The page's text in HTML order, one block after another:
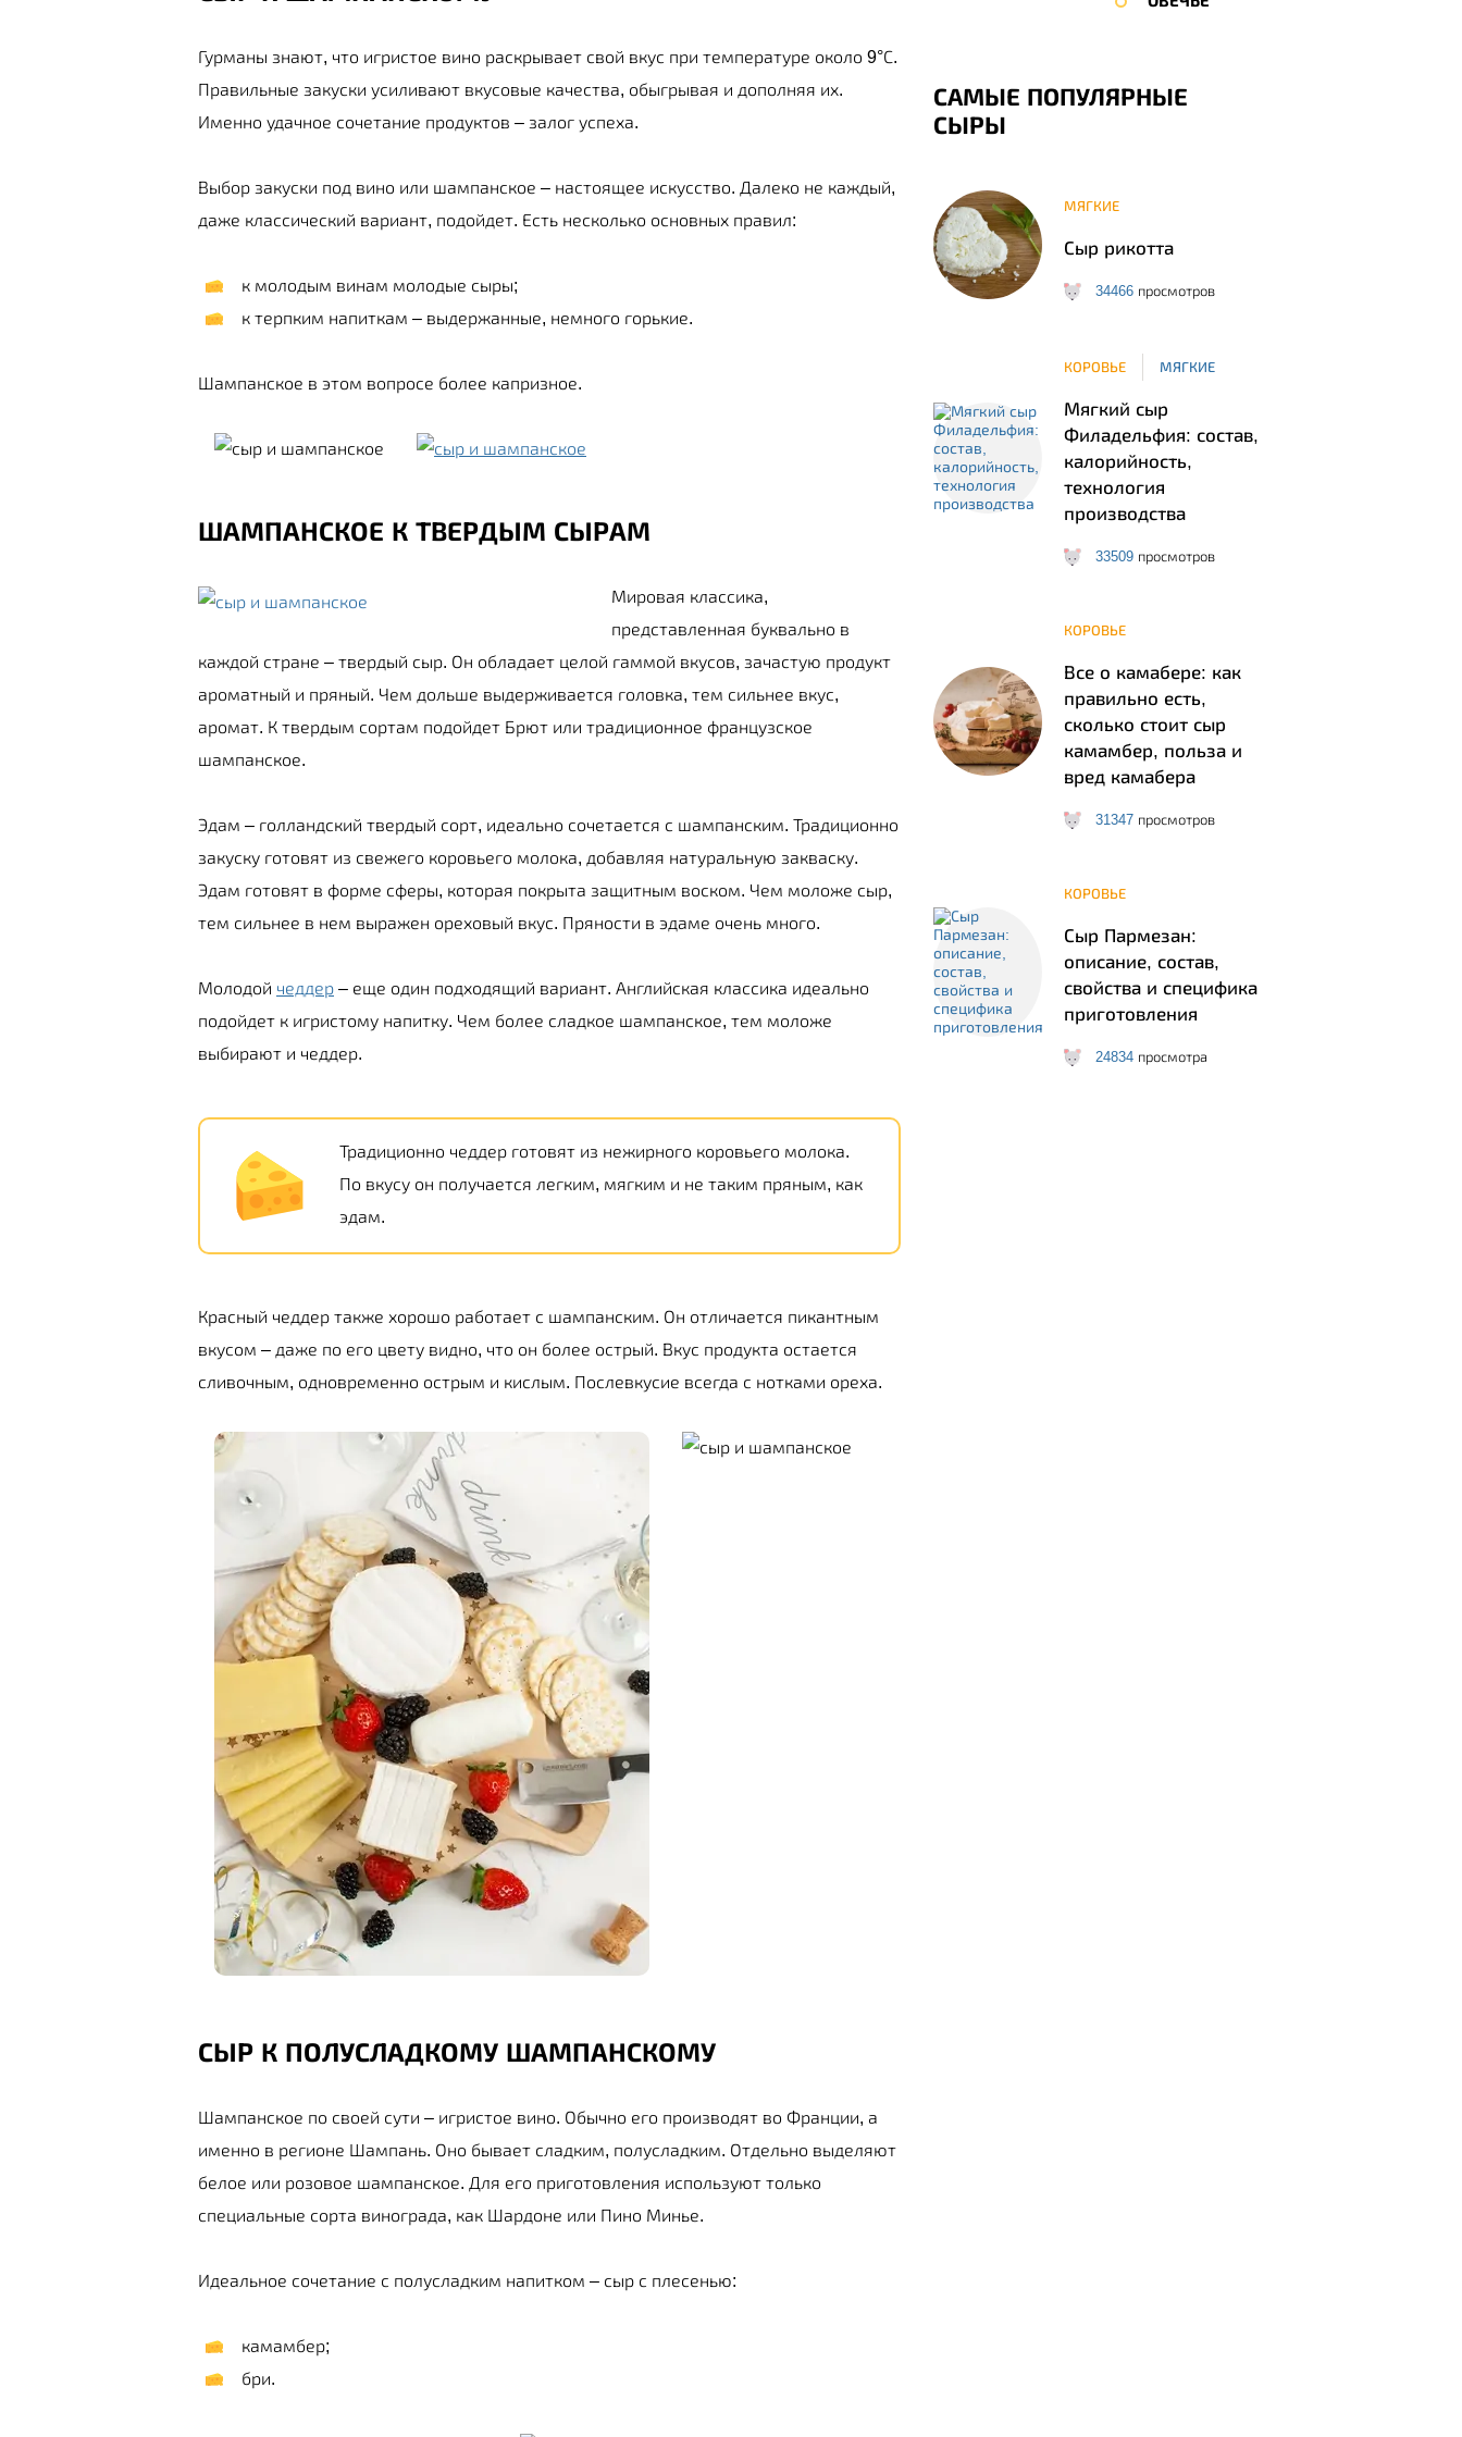
Гурманы знают, что игристое вино раскрывает свой вкус при температуре около 9°С.
Правильные закуски усиливают вкусовые качества, обыгрывая и дополняя их.
Именно удачное сочетание продуктов – залог успеха.
Выбор закуски под вино или шампанское – настоящее искусство. Далеко не каждый,
даже классический вариант, подойдет. Есть несколько основных правил:
к молодым винам молодые сыры;
к терпким напиткам – выдержанные, немного горькие.
Шампанское в этом вопросе более капризное.
ШАМПАНСКОЕ К ТВЕРДЫМ СЫРАМ
Мировая классика,
представленная буквально в
каждой стране – твердый сыр. Он обладает целой гаммой вкусов, зачастую продукт
ароматный и пряный. Чем дольше выдерживается головка, тем сильнее вкус,
аромат. К твердым сортам подойдет Брют или традиционное французское
шампанское.
Эдам – голландский твердый сорт, идеально сочетается с шампанским. Традиционно
закуску готовят из свежего коровьего молока, добавляя натуральную закваску.
Эдам готовят в форме сферы, которая покрыта защитным воском. Чем моложе сыр,
тем сильнее в нем выражен ореховый вкус. Пряности в эдаме очень много.
Молодой чеддер – еще один подходящий вариант. Английская классика идеально
подойдет к игристому напитку. Чем более сладкое шампанское, тем моложе
выбирают и чеддер.
Традиционно чеддер готовят из нежирного коровьего молока.
По вкусу он получается легким, мягким и не таким пряным, как
эдам.
Красный чеддер также хорошо работает с шампанским. Он отличается пикантным
вкусом – даже по его цвету видно, что он более острый. Вкус продукта остается
сливочным, одновременно острым и кислым. Послевкусие всегда с нотками ореха.
СЫР К ПОЛУСЛАДКОМУ ШАМПАНСКОМУ
Шампанское по своей сути – игристое вино. Обычно его производят во Франции, а
именно в регионе Шампань. Оно бывает сладким, полусладким. Отдельно выделяют
белое или розовое шампанское. Для его приготовления используют только
специальные сорта винограда, как Шардоне или Пино Минье.
Идеальное сочетание с полусладким напитком – сыр с плесенью:
камамбер;
бри.
САМЫЕ ПОПУЛЯРНЫЕ
СЫРЫ
МЯГКИЕ
Сыр рикотта
34466 просмотров
КОРОВЬЕ МЯГКИЕ
Мягкий сыр
Филадельфия: состав,
калорийность,
технология
производства
33509 просмотров
КОРОВЬЕ
Все о камабере: как
правильно есть,
сколько стоит сыр
камамбер, польза и
вред камабера
31347 просмотров
КОРОВЬЕ
Сыр Пармезан:
описание, состав,
свойства и специфика
приготовления
24834 просмотра